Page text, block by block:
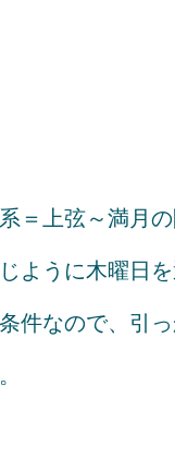
＝上弦～満月
ように木曜日
件なので、引